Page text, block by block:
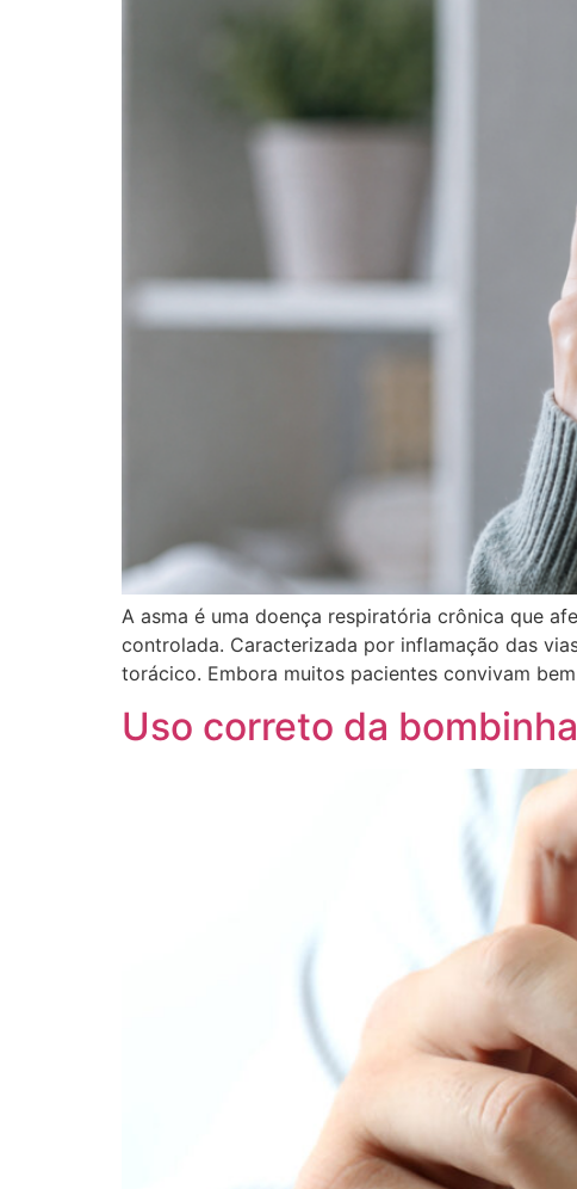
A asma é uma doença respiratória crônica que
controlada. Caracterizada por inflamação das
torácico. Embora muitos pacientes convivam
Uso correto da